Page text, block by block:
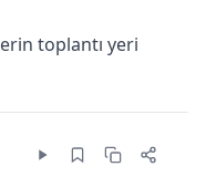
toplantı yeri